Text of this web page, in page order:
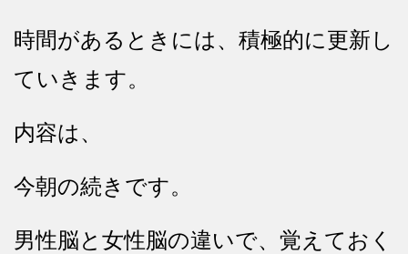
時間があるときには、積極的に更新し
ていきます。
内容は、
今朝の続きです。
男性脳と女性脳の違いで、覚えておく